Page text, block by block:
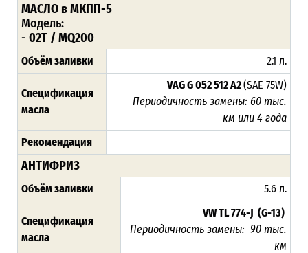
МАСЛО в МКПП-5
Модель:
- 02T / MQ200
Объём заливки 2.1 л.
Спецификация
масла
VAG G 052 512 A2(SAE 75W)
Периодичность замены: 60 тыс.
км или 4 года
Рекомендация
АНТИФРИЗ
Объём заливки 5.6 л.
Спецификация
масла
VW TL 774-J (G-13)
Периодичность замены: 90 тыс.
км